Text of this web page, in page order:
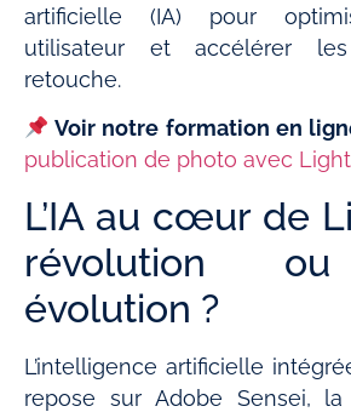
artificielle (IA) pour
utilisateur et accélérer
retouche.
Voir notre formation en
publication de photo avec
L’IA au cœur de
révolution
évolution ?
L’intelligence artificielle
repose sur Adobe Sensei, la